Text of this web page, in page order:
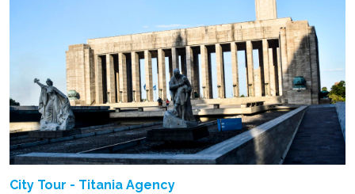
City Tour - Titania Agency